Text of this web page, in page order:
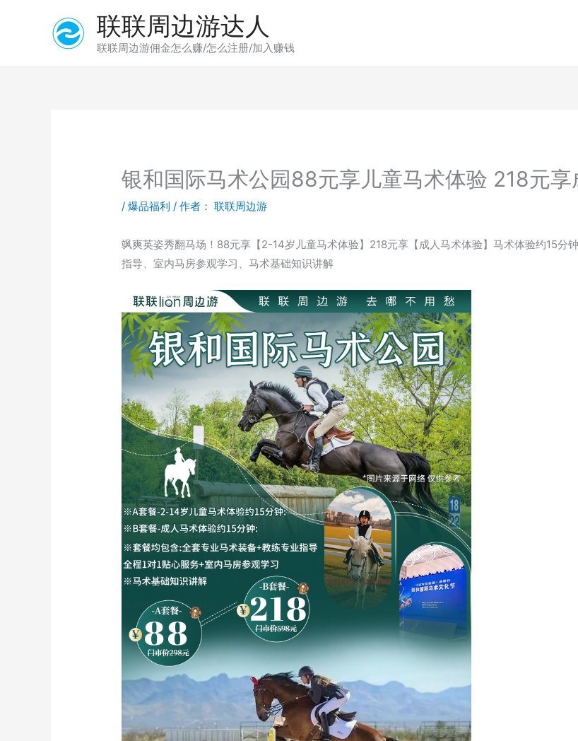
联联周边游达人
联联周边游佣金怎么赚/怎么注册/加入赚钱
银和国际马术公园88元享儿童马术体验 218元享
/爆品福利 / 作者： 联联周边游
飒爽英姿秀翻马场！88元享【2-14岁儿童马术体验】218元享【成人马术体验】马术体验约15分
指导、室内马房参观学习、马术基础知识讲解